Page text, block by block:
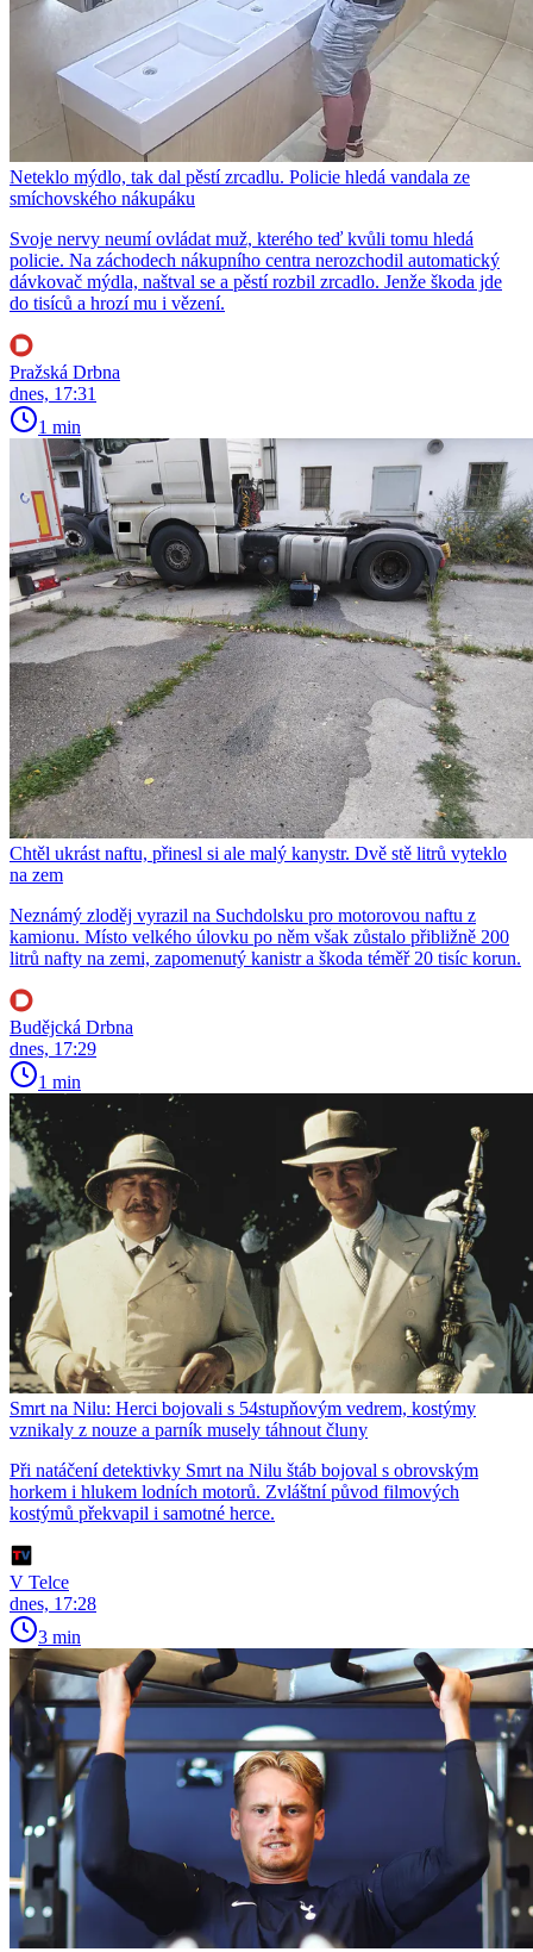
Neteklo mýdlo, tak dal pěstí zrcadlu. Policie hledá vandala ze
smíchovského nákupáku
Svoje nervy neumí ovládat muž, kterého teď kvůli tomu hledá
policie. Na záchodech nákupního centra nerozchodil automatický
dávkovač mýdla, naštval se a pěstí rozbil zrcadlo. Jenže škoda jde
do tisíců a hrozí mu i vězení.
Pražská Drbna
dnes, 17:31
1 min
Chtěl ukrást naftu, přinesl si ale malý kanystr. Dvě stě litrů vyteklo
na zem
Neznámý zloděj vyrazil na Suchdolsku pro motorovou naftu z
kamionu. Místo velkého úlovku po něm však zůstalo přibližně 200
litrů nafty na zemi, zapomenutý kanistr a škoda téměř 20 tisíc korun.
Budějcká Drbna
dnes, 17:29
1 min
Smrt na Nilu: Herci bojovali s 54stupňovým vedrem, kostýmy
vznikaly z nouze a parník musely táhnout čluny
Při natáčení detektivky Smrt na Nilu štáb bojoval s obrovským
horkem i hlukem lodních motorů. Zvláštní původ filmových
kostýmů překvapil i samotné herce.
V Telce
dnes, 17:28
3 min